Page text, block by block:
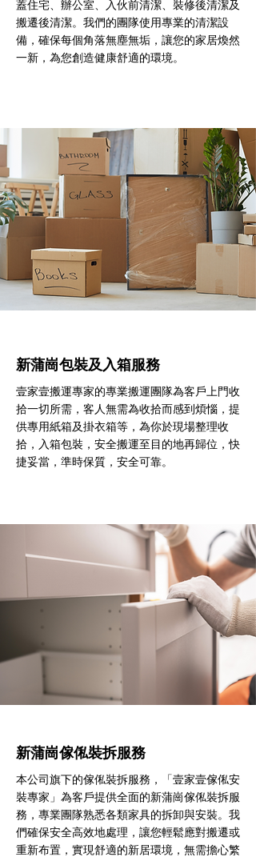
蓋住宅、辦公室、入伙前清潔、裝修後清潔及
搬遷後清潔。我們的團隊使用專業的清潔設
備，確保每個角落無塵無垢，讓您的家居煥然
一新，為您創造健康舒適的環境。
新蒲崗包裝及入箱服務
壹家壹搬運專家的專業搬運團隊為客戶上門收
拾一切所需，客人無需為收拾而感到煩惱，提
供專用紙箱及掛衣箱等，為你於現場整理收
拾，入箱包裝，安全搬運至目的地再歸位，快
捷妥當，準時保質，安全可靠。
新蒲崗傢俬裝拆服務
本公司旗下的傢俬裝拆服務，「壹家壹傢俬安
裝專家」為客戶提供全面的新蒲崗傢俬裝拆服
務，專業團隊熟悉各類家具的拆卸與安裝。我
們確保安全高效地處理，讓您輕鬆應對搬遷或
重新布置，實現舒適的新居環境，無需擔心繁